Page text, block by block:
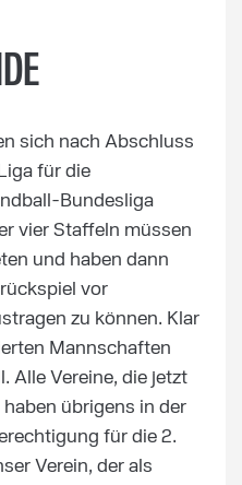
sich nach Abschluss
für die
Bundesliga
vier Staffeln müssen
und haben dann
vor
zu können. Klar
Mannschaften
Alle Vereine, die jetzt
übrigens in der
für die 2.
Verein, der als